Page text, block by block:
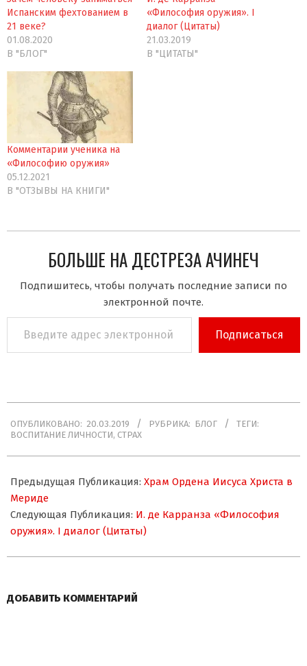
Испанским фехтованием в
21 веке?
01.08.2020
В "БЛОГ"
«Философия оружия». I
диалог (Цитаты)
21.03.2019
В "ЦИТАТЫ"
Комментарии ученика на
«Философию оружия»
05.12.2021
В "ОТЗЫВЫ НА КНИГИ"
БОЛЬШЕ НА ДЕСТРЕЗА АЧИНЕЧ
Подпишитесь, чтобы получать последние записи по
электронной почте.
адрес
электронной
Подписаться
03-
ОПУБЛИКОВАНО: 20.03.2019 РУБРИКА: БЛОГ
ТЕГИ:
ВОСПИТАНИЕ ЛИЧНОСТИ, СТРАХ
Предыдущая Публикация: Храм Ордена Иисуса Христа в
Мериде
Следующая Публикация: И. де Карранза «Философия
оружия». I диалог (Цитаты)
ДОБАВИТЬ КОММЕНТАРИЙ